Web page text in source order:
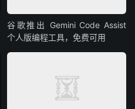
谷歌推出 Gemini Code Assist
个人版编程工具，免费可用